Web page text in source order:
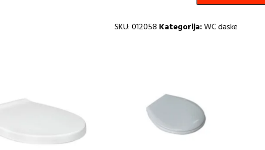
duroplast
količina
SKU:012058 Kategorija:WC daske